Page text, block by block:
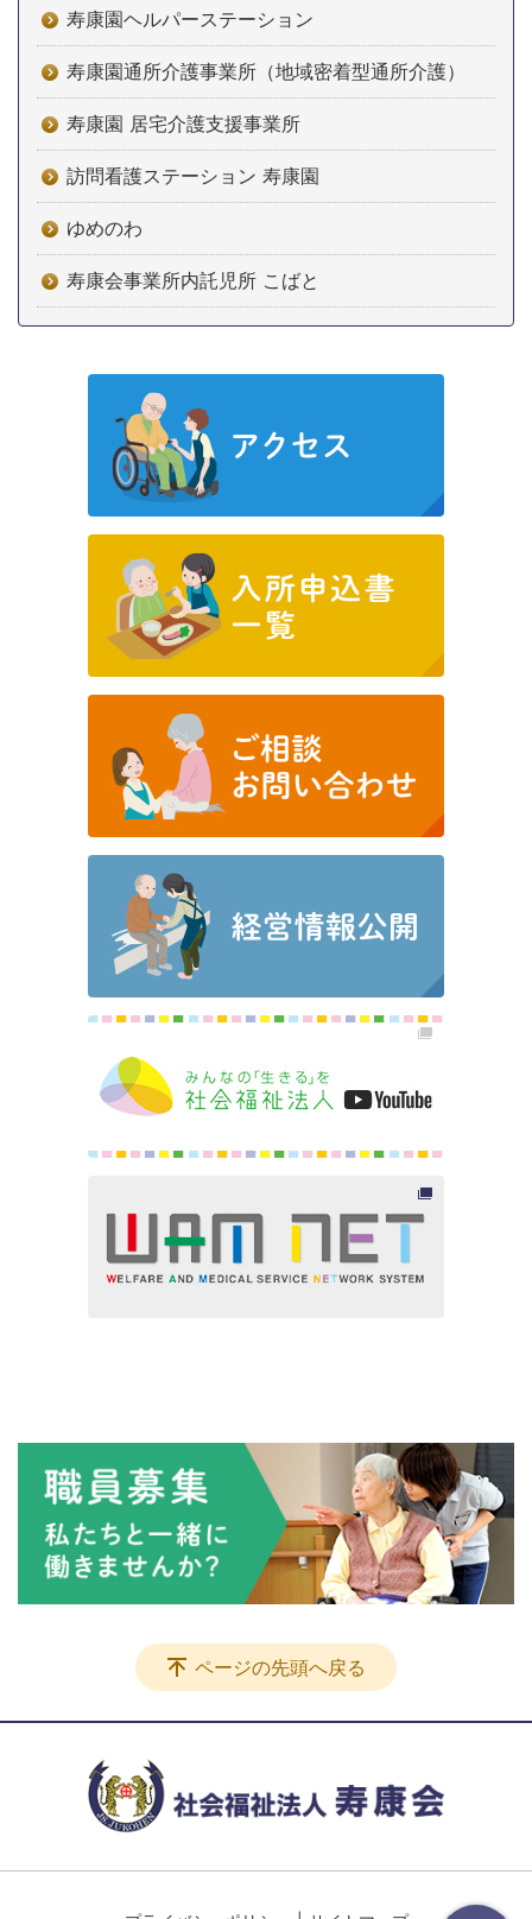
寿康園ヘルパーステーション
寿康園通所介護事業所（地域密着型通所介護）
寿康園 居宅介護支援事業所
訪問看護ステーション 寿康園
ゆめのわ
寿康会事業所内託児所 こばと
ページの先頭へ戻る